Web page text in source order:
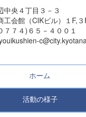
央４丁目３－３
会館（CIKビル）１F,３
４)６５－４００１
ホーム
活動の様子